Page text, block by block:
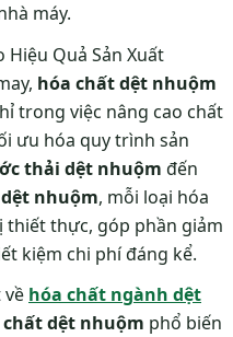
máy.
Hiệu Quả Sản Xuất
hóa chất dệt nhuộm
trong việc nâng cao chất
ưu hóa quy trình sản
thải dệt nhuộm đến
nhuộm, mỗi loại hóa
thực, góp phần giảm
kiệm chi phí đáng kể.
về hóa chất ngành dệt
dệt nhuộm phổ biến